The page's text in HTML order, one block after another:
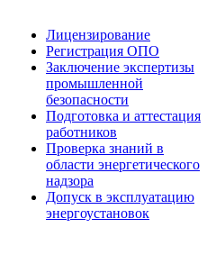
Лицензирование
Регистрация ОПО
Заключение экспертизы
промышленной
безопасности
Подготовка и аттестация
работников
Проверка знаний в
области энергетического
надзора
Допуск в эксплуатацию
энергоустановок